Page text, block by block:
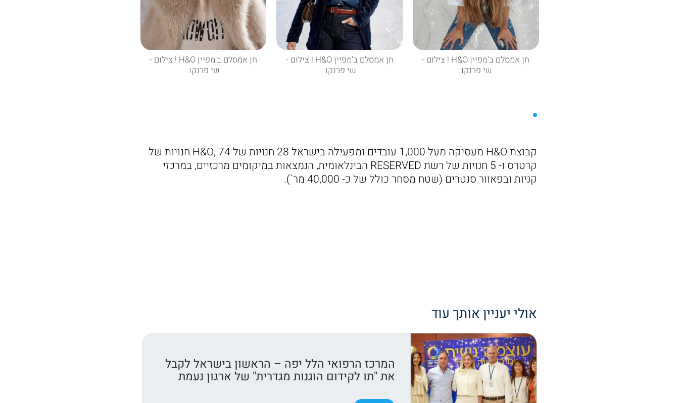
חן אמסלם ב'מפיין H&O ! צילום -
שי פרנקו
חן אמסלם ב'מפיין H&O ! צילום -
שי פרנקו
חן אמסלם ב'מפיין H&O ! צילום -
שי פרנקו
קבוצת H&O מעסיקה מעל 1,000 עובדים ומפעילה בישראל 28 חנויות של H&O, 74 חנויות של
קרטרס ו- 5 חנויות של רשת RESERVED הבינלאומית, הנמצאות במיקומים מרכזיים, במרכזי
קניות ובפאוור סנטרים (שטח מסחר כולל של כ- 40,000 מר`).
אולי יעניין אותך עוד
המרכז הרפואי הלל יפה – הראשון בישראל לקבל
את "תו לקידום הוגנות מגדרית" של ארגון נעמת